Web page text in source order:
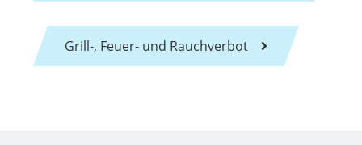
Grill-, Feuer- und Rauchverbot